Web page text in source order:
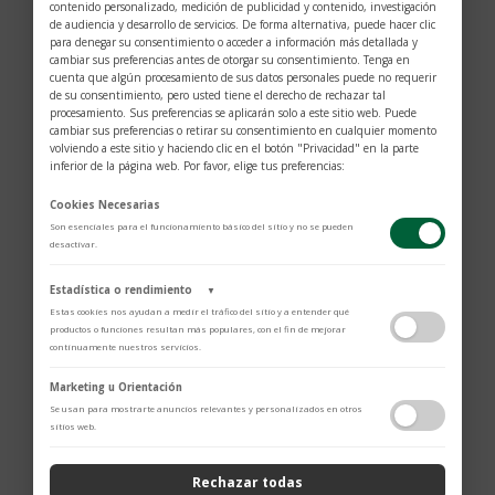
Estanozolol en anaboles.com 7
porNelson Gallardo|Ene 22, 2026|! Без рубрики
Comprar Inyección De Estanozolol Inyección De
Estanozolol Precio La Mejor España La atención del
numerosos escándalos de dopaje basados en su uso
por muchos atletas de élite mientras compiten en los
Промокод на 100 рублей — Получите скидку
сейчас!
🔥 Где найти up x промокод на 100? 🔥 Если вы
платформе up x, то использование специального
contenido personalizado, medición de publicidad y contenido, investigación
de audiencia y desarrollo de servicios. De forma alternativa, puede hacer clic
para denegar su consentimiento o acceder a información más detallada y
cambiar sus preferencias antes de otorgar su consentimiento. Tenga en
cuenta que algún procesamiento de sus datos personales puede no requerir
de su consentimiento, pero usted tiene el derecho de rechazar tal
procesamiento. Sus preferencias se aplicarán solo a este sitio web. Puede
cambiar sus preferencias o retirar su consentimiento en cualquier momento
volviendo a este sitio y haciendo clic en el botón "Privacidad" en la parte
inferior de la página web. Por favor, elige tus preferencias:
Cookies Necesarias
Son esenciales para el funcionamiento básico del sitio y no se pueden
desactivar.
Estadística o rendimiento
▼
Estas cookies nos ayudan a medir el tráfico del sitio y a entender qué
productos o funciones resultan más populares, con el fin de mejorar
continuamente nuestros servicios.
Adobe Analytics
Utilizamos Adobe Analytics para recopilar datos de uso anónimos, lo que
nos permite analizar el rendimiento de nuestro contenido y las
Marketing u Orientación
Se usan para mostrarte anuncios relevantes y personalizados en otros
sitios web.
Rechazar todas